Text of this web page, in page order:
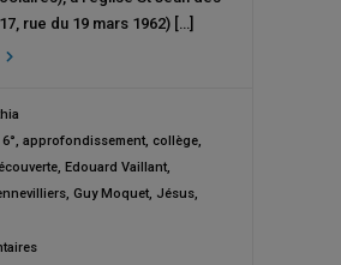
rue du 19 mars 1962) […]
6° approfondissement, collège,
, Edouard Vaillant,
, Guy Moquet, Jésus,